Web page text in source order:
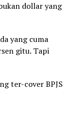
dollar yang
yang cuma
gitu. Tapi
ter-cover BPJS